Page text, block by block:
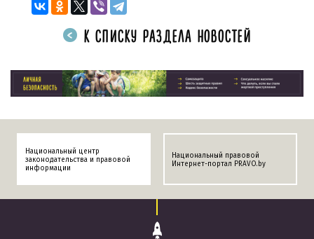
К СПИСКУ РАЗДЕЛА НОВОСТЕЙ
Национальный центр
законодательства и правовой
информации
Национальный правовой
Интернет-портал PRAVO.by